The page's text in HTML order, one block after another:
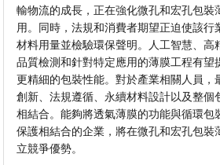
輸物流的成長，正在強化微孔和宏孔包裝
用。同時，法規和消費者期望正迫使該行
材料用量並檢驗環保聲明。人工智慧、高
品質檢測和針對特定應用的薄膜工程有望
更精細的包裝性能。對於產業相關人員，
創新、法規遵循、永續材料設計以及整個
相結合。能夠將透氣薄膜的功能與循環包
保護相結合的企業，將在微孔和宏孔包裝
立競爭優勢。